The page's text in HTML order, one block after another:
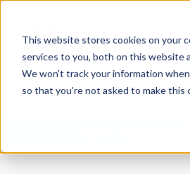
This website stores cookies on your
services to you, both on this website
We won't track your information
so that you're not asked to make this
射出成形の工程